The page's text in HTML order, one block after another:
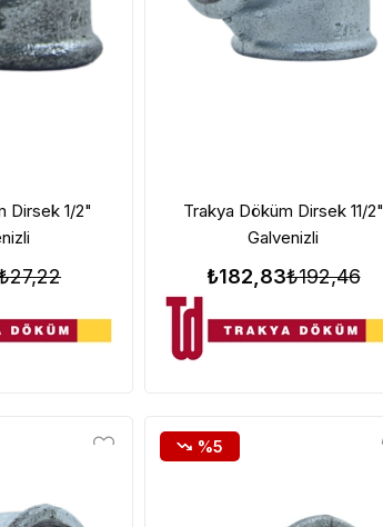
Dirsek 1/2"
Trakya Döküm Dirsek 11/2"
Galvenizli
₺182,83₺192,46
%5